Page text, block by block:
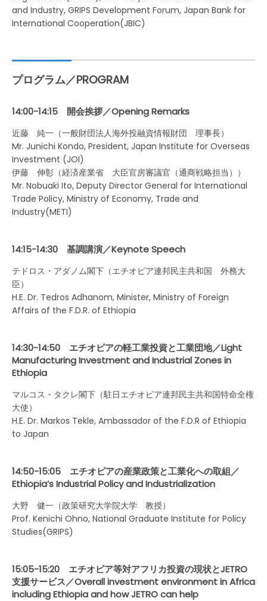
and Industry, GRIPS Development Forum, Japan Bank for
International Cooperation(JBIC)
プログラム／PROGRAM
14:00-14:15 開会挨拶／Opening Remarks
近藤 純一（一般財団法人海外投融資情報財団 理事長）
Mr. Junichi Kondo, President, Japan Institute for Overseas
Investment (JOI)
伊藤 伸彰（経済産業省 大臣官房審議官（通商戦略担当））
Mr. Nobuaki Ito, Deputy Director General for International
Trade Policy, Ministry of Economy, Trade and
Industry(METI)
14:15-14:30 基調講演／Keynote Speech
テドロス・アダノム閣下（エチオピア連邦民主共和国 外務大
臣）
H.E. Dr. Tedros Adhanom, Minister, Ministry of Foreign
Affairs of the F.D.R. of Ethiopia
14:30-14:50 エチオピアの軽工業投資と工業団地／Light
Manufacturing Investment and Industrial Zones in
Ethiopia
マルコス・タクレ閣下（駐日エチオピア連邦民主共和国特命全権
大使）
H.E. Dr. Markos Tekle, Ambassador of the F.D.R of Ethiopia
to Japan
14:50-15:05 エチオピアの産業政策と工業化への取組／
Ethiopia’s Industrial Policy and Industrialization
大野 健一（政策研究大学院大学 教授）
Prof. Kenichi Ohno, National Graduate Institute for Policy
Studies(GRIPS)
15:05-15:20 エチオピア等対アフリカ投資の現状とJETRO
支援サービス／Overall investment environment in Africa
including Ethiopia and how JETRO can help